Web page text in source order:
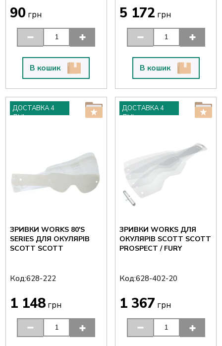
90грн
В кошик
5 172 грн
В кошик
ДОСТАВКА 4
ДНІ
ЗРИВКИ WORKS 80'S
SERIES ДЛЯ ОКУЛЯРІВ
SCOTT SCOTT
Код:628-222
1 148грн
ДОСТАВКА 4
ДНІ
ЗРИВКИ WORKS ДЛЯ
ОКУЛЯРІВ SCOTT SCOTT
PROSPECT / FURY
Код:628-402-20
1 367 грн